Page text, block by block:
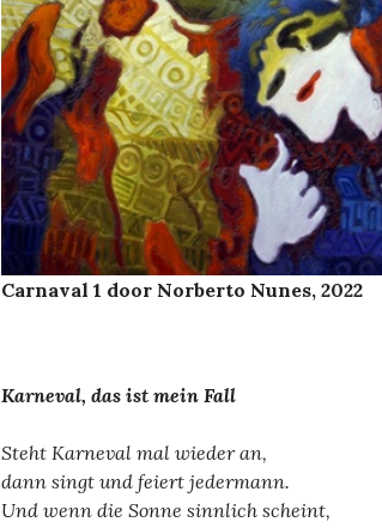
Carnaval 1 door Norberto Nunes, 2022
Karneval, das ist mein Fall
Steht Karneval mal wieder an,
dann singt und feiert jedermann.
Und wenn die Sonne sinnlich scheint,